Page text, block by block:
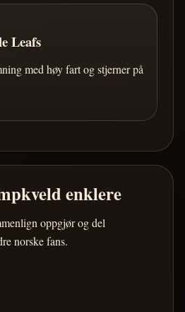
Leafs
med høy fart og stjerner på
enklere
oppgjør og del
norske fans.